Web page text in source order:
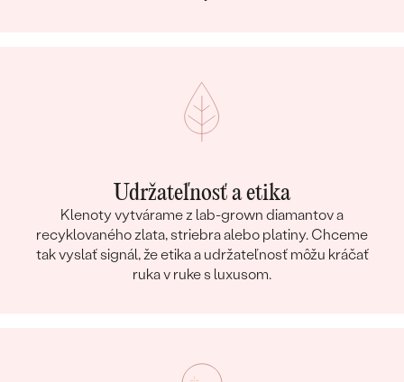
Udržateľnosť a etika
Klenoty vytvárame z lab-grown diamantov a
recyklovaného zlata, striebra alebo platiny. Chceme
tak vyslať signál, že etika a udržateľnosť môžu kráčať
ruka v ruke s luxusom.